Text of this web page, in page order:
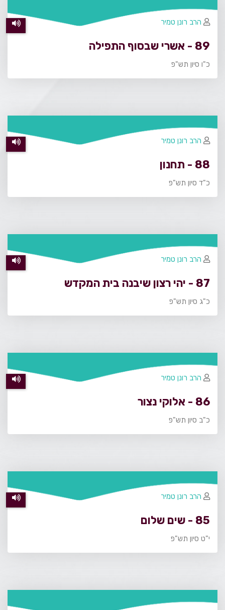
89 - אשרי שבסוף התפילה
כ"ו סיון תש"פ
הרב רונן טמיר
88 - תחנון
כ"ד סיון תש"פ
הרב רונן טמיר
87 - יהי רצון שיבנה בית המקדש
כ"ג סיון תש"פ
הרב רונן טמיר
86 - אלוקי נצור
כ"ב סיון תש"פ
הרב רונן טמיר
85 - שים שלום
י"ט סיון תש"פ
הרב רונן טמיר